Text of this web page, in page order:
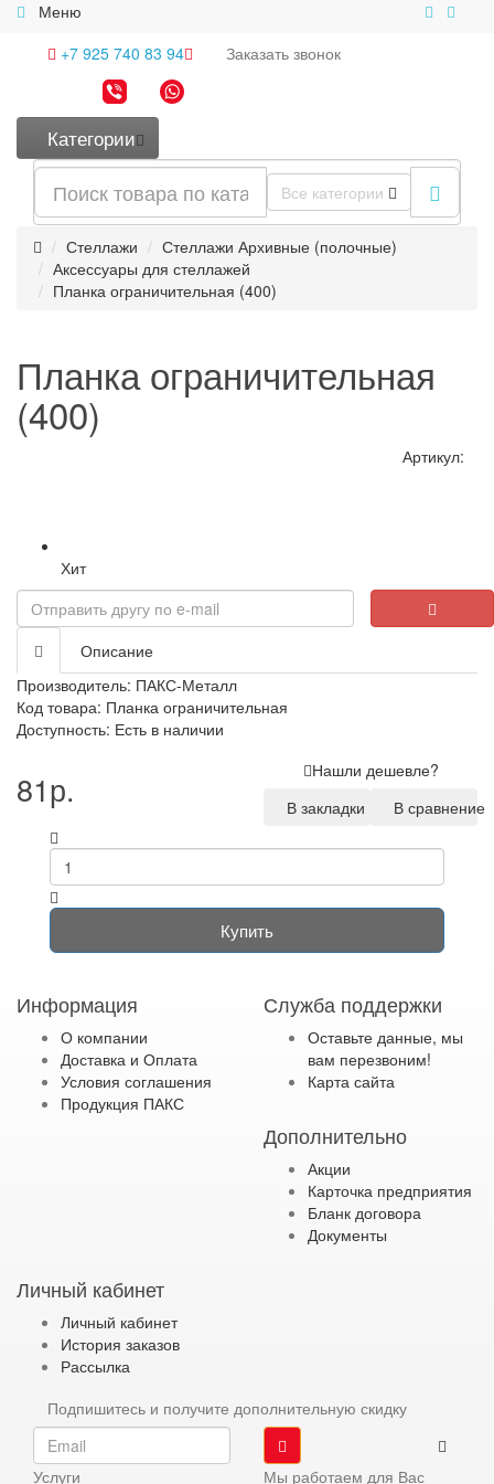
Меню
+7 925 740 83 94
Заказать звонок
Категории
Все категории
Стеллажи
Стеллажи Архивные (полочные)
Аксессуары для стеллажей
Планка ограничительная (400)
Планка ограничительная
(400)
Артикул:
Хит
Описание
Производитель: ПАКС-Металл
Код товара: Планка ограничительная
Доступность: Есть в наличии
81р.
Нашли дешевле?
В закладки
В сравнение
Купить
Информация
О компании
Доставка и Оплата
Условия соглашения
Продукция ПАКС
Служба поддержки
Оставьте данные, мы
вам перезвоним!
Карта сайта
Дополнительно
Акции
Карточка предприятия
Бланк договора
Документы
Личный кабинет
Личный кабинет
История заказов
Рассылка
Подпишитесь и получите дополнительную скидку
Услуги Мы работаем для Вас